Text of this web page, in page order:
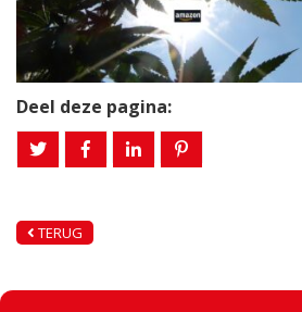
Deel deze pagina:
TERUG